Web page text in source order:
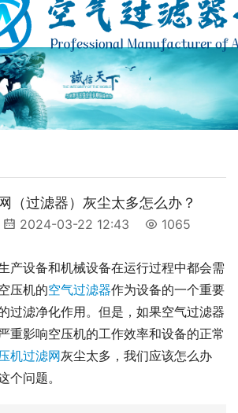
（过滤器）灰尘太多怎么办？
2024-03-22 12:43 1065
产设备和机械设备在运行过程中都会需
压机的空气过滤器作为设备的一个重要
过滤净化作用。但是，如果空气过滤器
重影响空压机的工作效率和设备的正常
机过滤网灰尘太多，我们应该怎么办
个问题。